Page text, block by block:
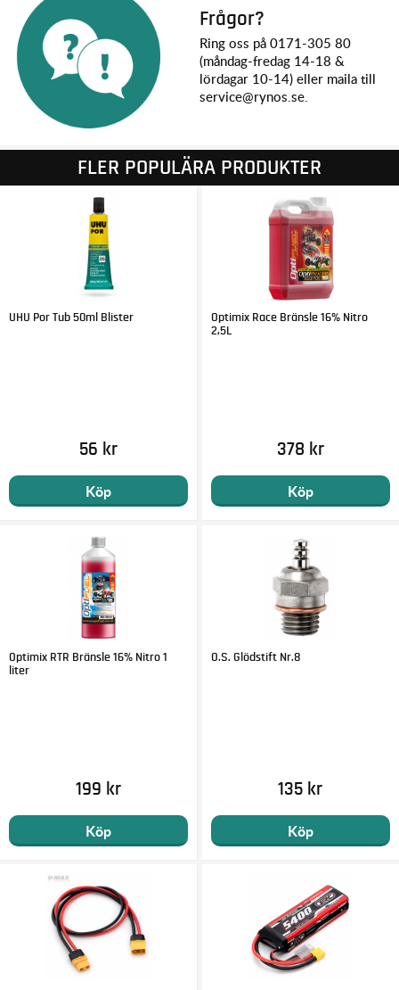
Frågor?
Ring oss på 0171-305 80
(måndag-fredag 14-18 &
lördagar 10-14) eller maila till
service@rynos.se.
FLER POPULÄRA PRODUKTER
UHU Por Tub 50ml Blister
56 kr
Köp
Optimix Race Bränsle 16% Nitro
2,5L
378 kr
Köp
Optimix RTR Bränsle 16% Nitro 1
liter
199 kr
Köp
O.S. Glödstift Nr.8
135 kr
Köp